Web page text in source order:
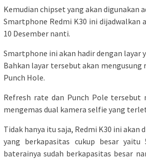
Kemudian chipset yang akan digunakan
Smartphone Redmi K30 ini dijadwalkan
10 Desember nanti.
Smartphone ini akan hadir dengan layar
Bahkan layar tersebut akan mengusung
Punch Hole.
Refresh rate dan Punch Pole
mengemas dual kamera selfie yang
Tidak hanya itu saja, Redmi K30 ini akan
yang berkapasitas cukup besar yaitu
baterainya sudah berkapasitas besar